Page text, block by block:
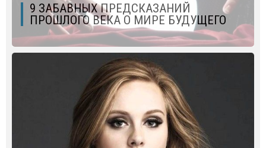
9 ЗАБАВНЫХ ПРЕДСКАЗАНИЙ
ПРОШЛОГО ВЕКА О МИРЕ БУДУЩЕГО